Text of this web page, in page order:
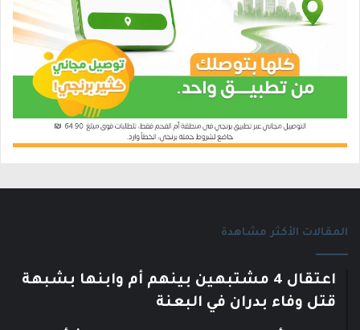
المقالات الأكثر مشاهدة
اعتقال 4 مشتبهين بينهم أم وابنها بشبهة
قتل وفاء بدران في البعنة